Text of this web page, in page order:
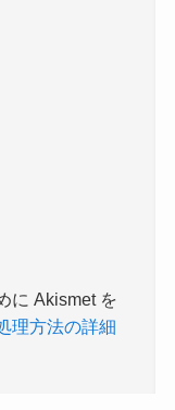
に Akismet を
理方法の詳細